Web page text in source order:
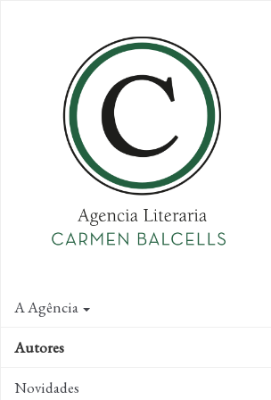
A Agência
Autores
Novidades